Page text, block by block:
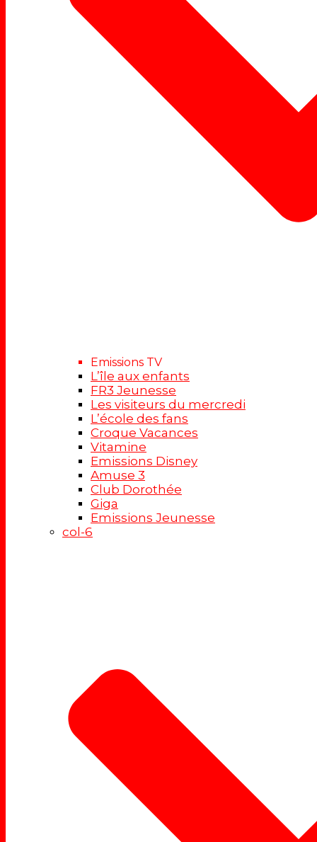
Emissions TV
L’île aux enfants
FR3 Jeunesse
Les visiteurs du mercredi
L’école des fans
Croque Vacances
Vitamine
Emissions Disney
Amuse 3
Club Dorothée
Giga
Emissions Jeunesse
col-6